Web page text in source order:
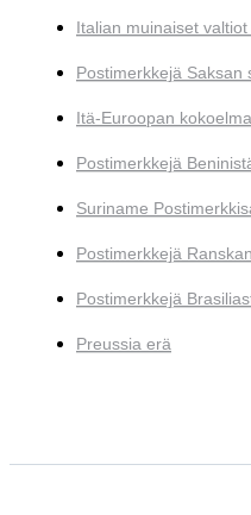
Italian muinaiset
Postimerkkejä
Itä-Euroopan kokoelma
Postimerkkejä
Suriname
Postimerkkejä
Postimerkkejä
Preussia erä